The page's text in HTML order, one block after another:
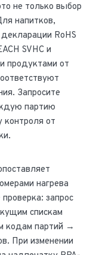
не только выбор
напитков,
RoHS
SVHC и
продуктами от
Запросите
партию
контроля от
нагрева
запрос
спискам
кодам партий →
При изменении